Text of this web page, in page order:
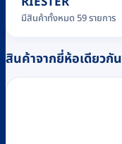
มีสินค้าทั้งหมด 59 รายการ
สินค้าจากยี่ห้อเดียวกัน